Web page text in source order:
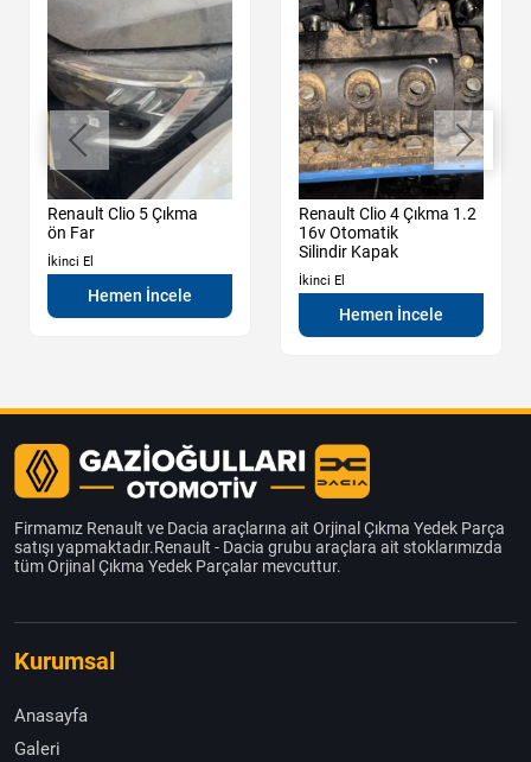
Renault Clio 5 Çıkma
ön Far
İkinci El
Hemen İncele
Renault Clio 4 Çıkma 1.2
16v Otomatik
Silindir Kapak
İkinci El
Hemen İncele
Firmamız Renault ve Dacia araçlarına ait Orjinal Çıkma Yedek Parça
satışı yapmaktadır.Renault - Dacia grubu araçlara ait stoklarımızda
tüm Orjinal Çıkma Yedek Parçalar mevcuttur.
Kurumsal
Anasayfa
Galeri